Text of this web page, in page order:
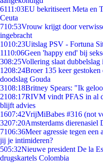
6111:03EU bekritiseert Meta en
Ceuta
710:53Vrouw krijgt door
ingebracht
1010:23Uitslag PSV - Fortuna
1110:06Geen 'happy end' bij
308:25Vollering slaat
1208:24Broer 135 keer gestoken
doodslag Gouda
3108:18Britney Spears: "Ik
2108:17RIVM vindt PFAS in al
blijft advies
1607:42VrijMiBabes #316 (not
3207:20Amsterdams
7106:36Meer agressie tegen
jij je intimideren?
505:32Nieuwe president De la
drugskartels Colombia